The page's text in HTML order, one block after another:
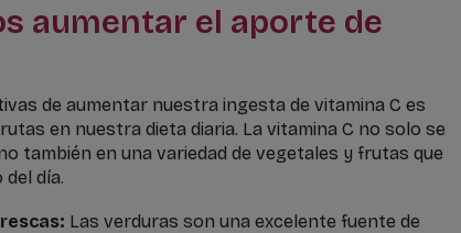
aumentar el aporte de
de aumentar nuestra ingesta de vitamina C es
en nuestra dieta diaria. La vitamina C no solo se
también en una variedad de vegetales y frutas que
día.
Las verduras son una excelente fuente de